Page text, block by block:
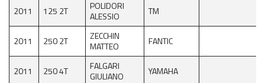
2011
125 2T
POLIDORI
ALESSIO
TM
2011 250 2T
ZECCHIN
MATTEO
FANTIC
2011 250 4T
FALGARI
GIULIANO
YAMAHA